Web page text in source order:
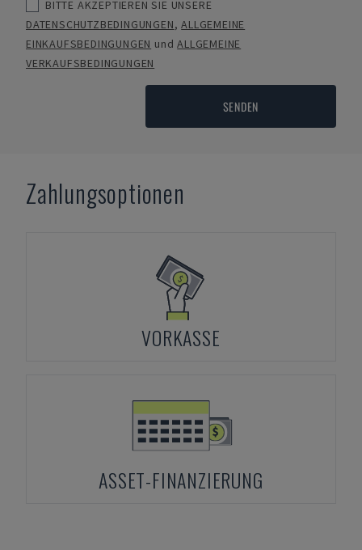
BITTE AKZEPTIEREN SIE UNSERE
DATENSCHUTZBEDINGUNGEN,ALLGEMEINE
EINKAUFSBEDINGUNGEN undALLGEMEINE
VERKAUFSBEDINGUNGEN
SENDEN
Zahlungsoptionen
VORKASSE
ASSET-FINANZIERUNG